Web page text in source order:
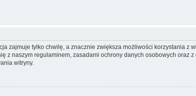
zajmuje tylko chwilę, a znacznie zwiększa możliwości korzystania z
z naszym regulaminem, zasadami ochrony danych osobowych oraz
witryny.